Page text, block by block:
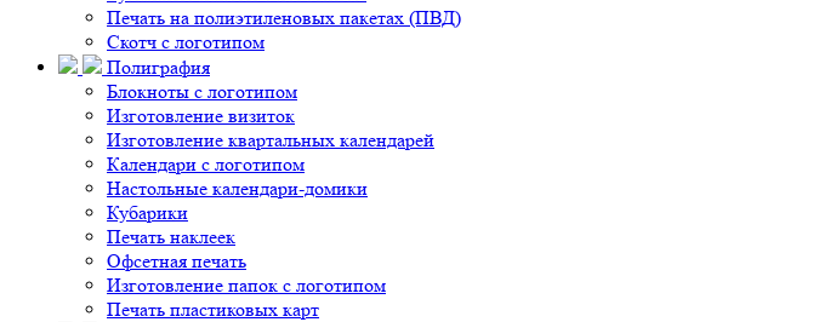
Печать на полиэтиленовых пакетах (ПВД)
Скотч с логотипом
Полиграфия
Блокноты с логотипом
Изготовление визиток
Изготовление квартальных календарей
Календари с логотипом
Настольные календари-домики
Кубарики
Печать наклеек
Офсетная печать
Изготовление папок с логотипом
Печать пластиковых карт